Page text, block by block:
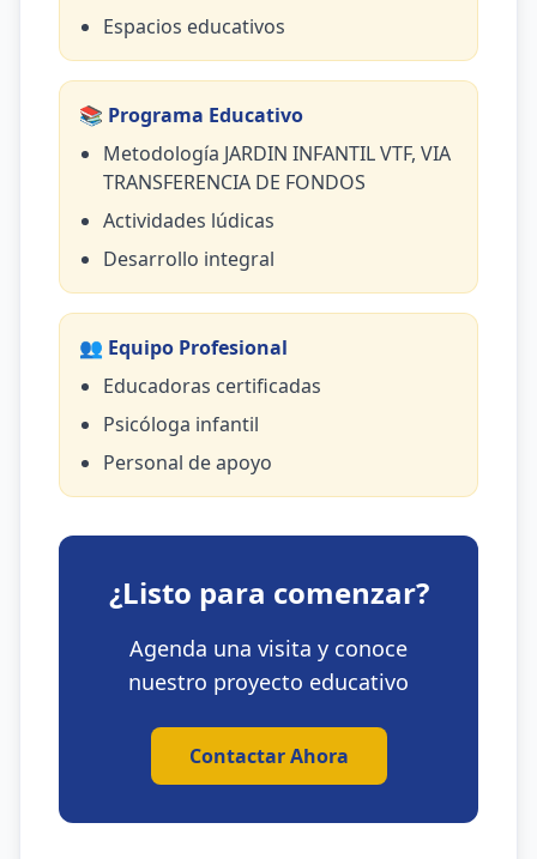
Espacios educativos
📚 Programa Educativo
Metodología JARDIN INFANTIL VTF, VIA
TRANSFERENCIA DE FONDOS
Actividades lúdicas
Desarrollo integral
👥 Equipo Profesional
Educadoras certificadas
Psicóloga infantil
Personal de apoyo
¿Listo para comenzar?
Agenda una visita y conoce
nuestro proyecto educativo
Contactar Ahora